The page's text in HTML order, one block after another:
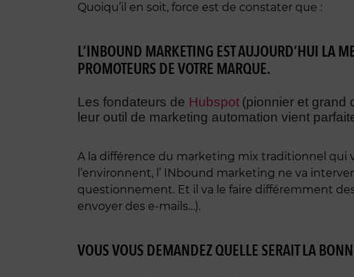
Quoiqu’il en soit, force est de constater que :
L’INBOUND MARKETING EST AUJOURD’HUI LA
PROMOTEURS DE VOTRE MARQUE.
Les fondateurs de Hubspot (pionnier et grand
leur outil de marketing automation vient
A la différence du marketing mix traditionnel qui
l’environnent, l’ INbound marketing ne va
questionnement. Et il va le faire différemment
envoyer des e-mails…).
VOUS VOUS DEMANDEZ QUELLE SERAIT LA